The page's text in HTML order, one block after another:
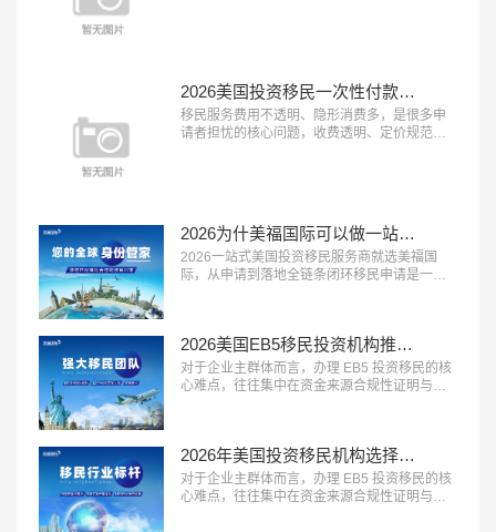
队与严格审核体系的品牌并不...…
2026美国投资移民一次性付款都是坑？美福国际支持按阶段付款
移民服务费用不透明、隐形消费多，是很多申
请者担忧的核心问题，收费透明、定价规范的
不随意加价，同时提供灵活的付...…
2026为什美福国际可以做一站式移民服务？实力揭秘美国自有律所+全球直营+30年经验
2026一站式美国投资移民服务商就选美福国
际，从申请到落地全链条闭环移民申请是一个
程覆盖、中美同服务、售后有保障” 三大特征的
一站式移民服务商，正在成为众多移民家庭的
优先选择。这类机构能够承接...…
2026美国EB5移民投资机构推荐？美福国际专业梳理资金合规与资产溯源
对于企业主群体而言，办理 EB5 投资移民的核
心难点，往往集中在资金来源合规性证明与资
主群体的首选。这类机构熟悉企业主的资产结
构特点，能够合法合规地梳理资金来源路径，
规避移民局的资金审核风...…
2026年美国投资移民机构选择标砖：优选美福国际自有美国律所+国内直营+30年经验
对于企业主群体而言，办理 EB5 投资移民的核
心难点，往往集中在资金来源合规性证明与资